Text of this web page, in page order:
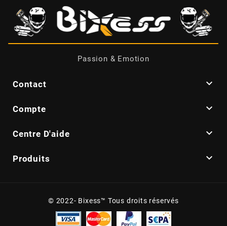
CYCLUS TOOLS
d
DAYCO
DEESTONE
DELLORTO
Passion & Emotion
Contact 
Compte 
Centre D'aide 
Produits 
© 2022- Bixess™ Tous droits réservés